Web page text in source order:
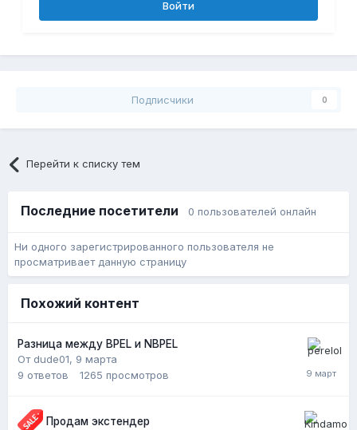
Войти
Подписчики 0
Перейти к списку тем
Последние посетители 0 пользователей онлайн
Ни одного зарегистрированного пользователя не
просматривает данную страницу
Похожий контент
Разница между BPEL и NBPEL
От dude01, 9 марта
9 ответов 1265 просмотров
Продам экстендер